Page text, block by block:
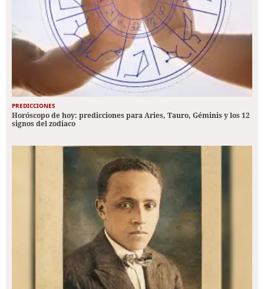
PREDICCIONES
Horóscopo de hoy: predicciones para Aries, Tauro, Géminis y los 12
signos del zodiaco